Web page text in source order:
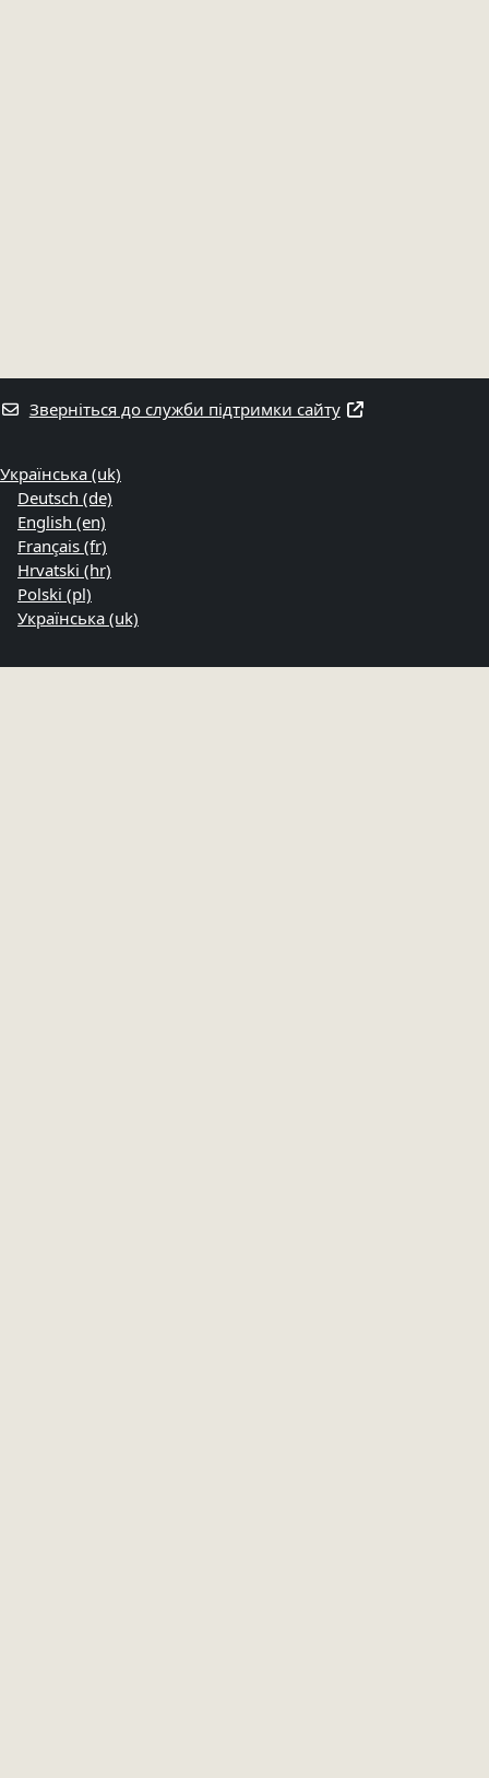
Зверніться до служби підтримки сайту
Українська ‎(uk)‎
Deutsch ‎(de)‎
English ‎(en)‎
Français ‎(fr)‎
Hrvatski ‎(hr)‎
Polski ‎(pl)‎
Українська ‎(uk)‎